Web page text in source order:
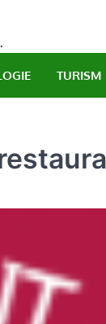
TURISM